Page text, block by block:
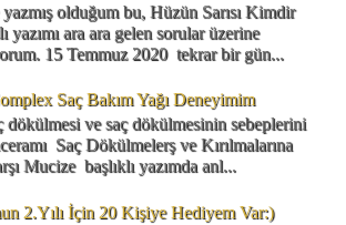
olduğum bu, Hüzün Sarısı Kimdir
yazımı ara ara gelen sorular üzerine
15 Temmuz 2020 tekrar bir gün...
Saç Bakım Yağı Deneyimim
dökülmesi ve saç dökülmesinin sebeplerini
Saç Dökülmelerş ve Kırılmalarına
Mucize başlıklı yazımda anl...
2.Yılı İçin 20 Kişiye Hediyem Var:)